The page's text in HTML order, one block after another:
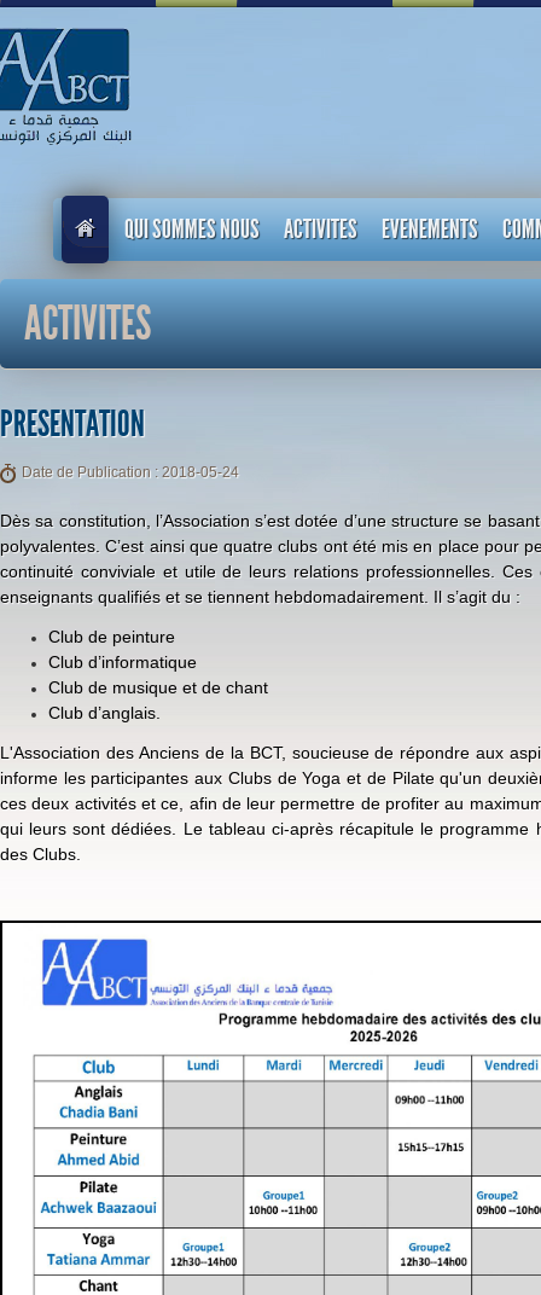
QUI SOMMES NOUS ACTIVITES EVENEMENTS
ACTIVITES
PRESENTATION
Date de Publication : 2018-05-24
Dès sa constitution, l’Association s’est dotée d’une structure se
polyvalentes. C’est ainsi que quatre clubs ont été mis en place pour
continuité conviviale et utile de leurs relations professionnelles.
enseignants qualifiés et se tiennent hebdomadairement. Il s’agit du :
Club de peinture
Club d’informatique
Club de musique et de chant
Club d’anglais.
L'Association des Anciens de la BCT, soucieuse de répondre aux
informe les participantes aux Clubs de Yoga et de Pilate qu'un
ces deux activités et ce, afin de leur permettre de profiter au
qui leurs sont dédiées. Le tableau ci-après récapitule le programme
des Clubs.